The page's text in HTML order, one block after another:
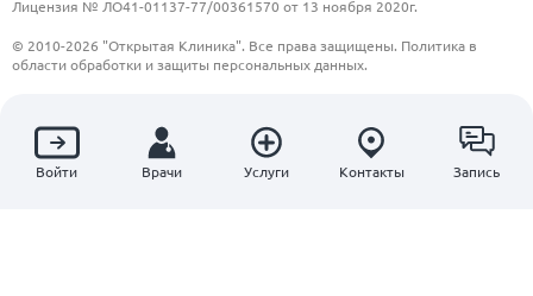
Лицензия № ЛО41-01137-77/00361570 от 13 ноября 2020г.
© 2010-2026 "Открытая Клиника". Все права защищены. Политика в
области обработки и защиты персональных данных.
ОБЩЕСТВО С ОГРАНИЧЕННОЙ ОТВЕТСТВЕННОСТЬЮ "ОТКРЫТАЯ
КЛИНИКА"
ИНН 7703811245
123995, Московская область, г. Москва, ул. 1905 года, дом 7, стр. 1, эт/
Войти Врачи Услуги Контакты Запись